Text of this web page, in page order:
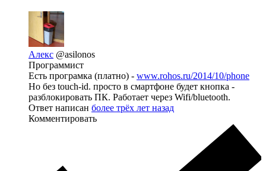
Алекс @asilonos
Программист
Есть програмка (платно) - www.rohos.ru/2014/10/phone
Но без touch-id. просто в смартфоне будет кнопка -
разблокировать ПК. Работает через Wifi/bluetooth.
Ответ написан более трёх лет назад
Комментировать